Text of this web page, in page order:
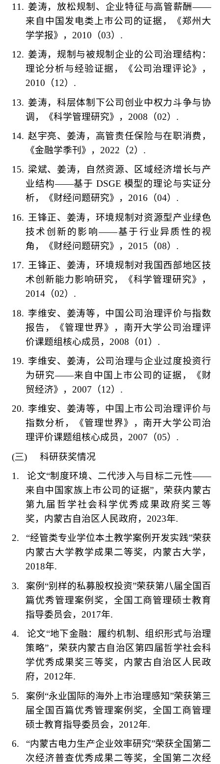
11. 姜涛，放松规制、企业特征与高管薪酬——
来自中国发电类上市公司的证据，《郑州大
学学报》， 2010 （03） .
12. 姜涛，规制与被规制企业的公司治理结构：
理论分析与经验证据，《公司治理评论》，
2010 （12） .
13. 姜涛，科层体制下公司创业中权力斗争与协
调，《科学管理研究》， 2008 （02） .
14. 赵宇亮、姜涛，高管责任保险与在职消费，
《金融学季刊》， 2022 （2） .
15. 梁斌、姜涛，自然资源、区域经济增长与产
业结构——基于 DSGE 模型的理论与实证分
析，《财经问题研究》，2016 （04） .
16. 王锋正、姜涛，环境规制对资源型产业绿色
技术创新的影响——基于行业异质性的视
角，《财经问题研究》， 2015 （08） .
17. 王锋正、姜涛，环境规制对我国西部地区技
术创新能力影响研究，《科学管理研究》，
2014 （02） .
18. 李维安、姜涛等，中国公司治理评价与指数
报告，《管理世界》，南开大学公司治理评
价课题组核心成员， 2008 （01 ） .
19. 李维安、姜涛，公司治理与企业过度投资行
为研究——来自中国上市公司的证据，《财
贸经济》， 2007 （12） .
20. 李维安、姜涛等，中国上市公司治理评价与
指数分析，《管理世界》，南开大学公司治
理评价课题组核心成员，2007 （05） .
(三)
科研获奖情况
1.
论文“制度环境、二代涉入与目标二元性——
来自中国家族上市公司的证据”，荣获内蒙古
第九届哲学社会科学优秀成果政府奖三等
奖，内蒙古自治区人民政府， 2023年.
2.
“经管类专业学位本土教学案例开发实践”荣获
内蒙古大学教学成果二等奖，内蒙古大学，
2018年.
3.
案例 “别样的私募股权投资”荣获第八届全国百
篇优秀管理案例奖，全国工商管理硕士教育
指导委员会， 2017年.
4.
论文“地下金融：履约机制、组织形式与治理
策略”，荣获内蒙古自治区第四届哲学社会科
学优秀成果奖三等奖，内蒙古自治区人民政
府，2012年.
5.
案例 “永业国际的海外上市治理感知”荣获第三
届全国百篇优秀管理案例奖，全国工商管理
硕士教育指导委员会， 2012年.
6.
“内蒙古电力生产企业效率研究”荣获全国第二
次经济普查优秀成果二等奖，全国第二次经